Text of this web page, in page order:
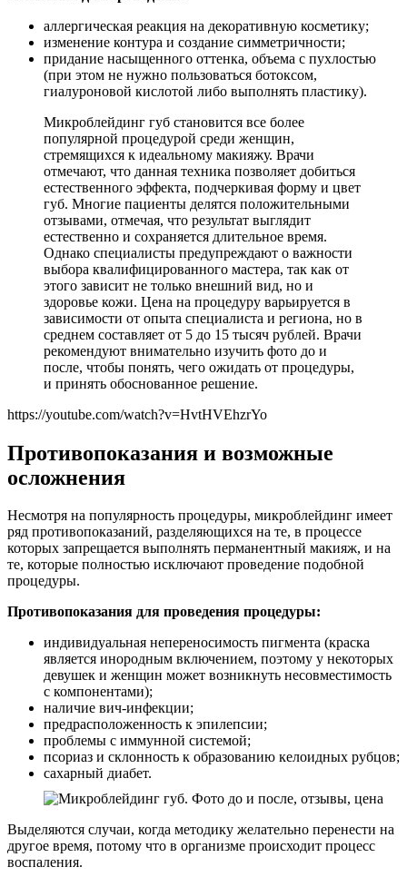
аллергическая реакция на декоративную косметику;
изменение контура и создание симметричности;
придание насыщенного оттенка, объема с пухлостью
(при этом не нужно пользоваться ботоксом,
гиалуроновой кислотой либо выполнять пластику).
Микроблейдинг губ становится все более
популярной процедурой среди женщин,
стремящихся к идеальному макияжу. Врачи
отмечают, что данная техника позволяет добиться
естественного эффекта, подчеркивая форму и цвет
губ. Многие пациенты делятся положительными
отзывами, отмечая, что результат выглядит
естественно и сохраняется длительное время.
Однако специалисты предупреждают о важности
выбора квалифицированного мастера, так как от
этого зависит не только внешний вид, но и
здоровье кожи. Цена на процедуру варьируется в
зависимости от опыта специалиста и региона, но в
среднем составляет от 5 до 15 тысяч рублей. Врачи
рекомендуют внимательно изучить фото до и
после, чтобы понять, чего ожидать от процедуры,
и принять обоснованное решение.
https://youtube.com/watch?v=HvtHVEhzrYo
Противопоказания и возможные
осложнения
Несмотря на популярность процедуры, микроблейдинг имеет
ряд противопоказаний, разделяющихся на те, в процессе
которых запрещается выполнять перманентный макияж, и на
те, которые полностью исключают проведение подобной
процедуры.
Противопоказания для проведения процедуры:
индивидуальная непереносимость пигмента (краска
является инородным включением, поэтому у некоторых
девушек и женщин может возникнуть несовместимость
с компонентами);
наличие вич-инфекции;
предрасположенность к эпилепсии;
проблемы с иммунной системой;
псориаз и склонность к образованию келоидных рубцов;
сахарный диабет.
Выделяются случаи, когда методику желательно перенести на
другое время, потому что в организме происходит процесс
воспаления.